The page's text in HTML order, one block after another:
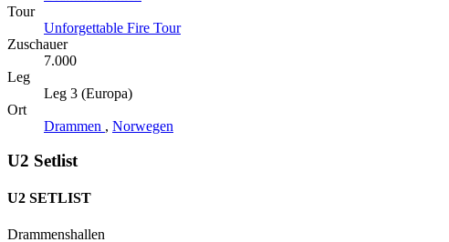
Tour
Unforgettable Fire Tour
Zuschauer
7.000
Leg
Leg 3 (Europa)
Ort
Drammen , Norwegen
U2 Setlist
U2 SETLIST
Drammenshallen